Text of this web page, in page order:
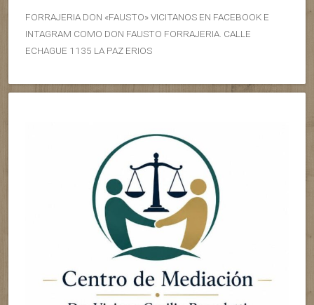
FORRAJERIA DON «FAUSTO» VICITANOS EN FACEBOOK E
INTAGRAM COMO DON FAUSTO FORRAJERIA. CALLE
ECHAGUE 1135 LA PAZ ERIOS